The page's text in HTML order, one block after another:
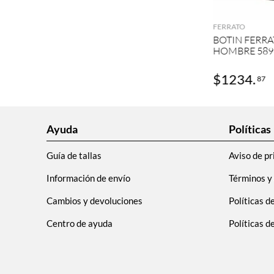
FERRATO
BOTIN
HOMBRE
$1234.87
Ayuda
Guía de tallas
Información de envío
Cambios y devoluciones
Centro de ayuda
Políticas
Aviso de
Términos
Políticas
Políticas